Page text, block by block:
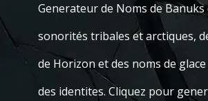
Generateur de Noms de Banuks
sonorités tribales et arctiques,
de Horizon et des noms de
des identites. Cliquez pour